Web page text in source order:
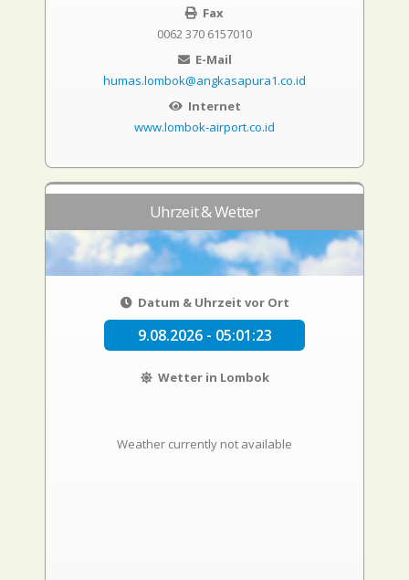
Fax
0062 370 6157010
E-Mail
humas.lombok@angkasapura1.co.id
Internet
www.lombok-airport.co.id
Uhrzeit & Wetter
Datum & Uhrzeit vor Ort
9.08.2026 - 05:01:24
Wetter in Lombok
Weather currently not available